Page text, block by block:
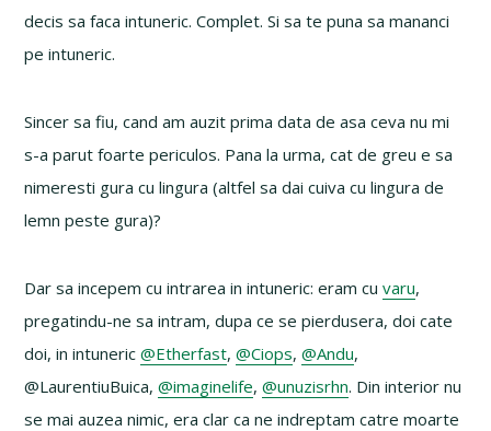
decis sa faca intuneric. Complet. Si sa te puna sa mananci
pe intuneric.
Sincer sa fiu, cand am auzit prima data de asa ceva nu mi
s-a parut foarte periculos. Pana la urma, cat de greu e sa
nimeresti gura cu lingura (altfel sa dai cuiva cu lingura de
lemn peste gura)?
Dar sa incepem cu intrarea in intuneric: eram cuvaru,
pregatindu-ne sa intram, dupa ce se pierdusera, doi cate
doi, in intuneric@Etherfast,@Ciops,@Andu,
@LaurentiuBuica,@imaginelife,@unuzisrhn. Din interior nu
se mai auzea nimic, era clar ca ne indreptam catre moarte